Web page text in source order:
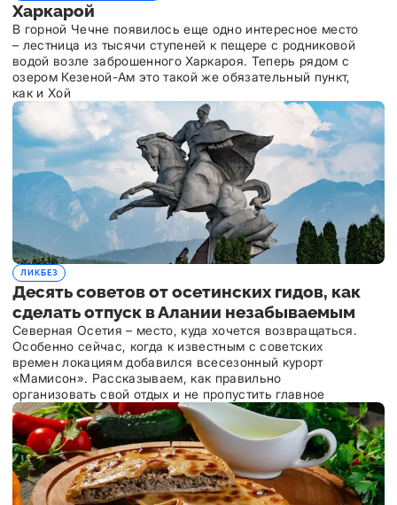
Харкарой
В горной Чечне появилось еще одно интересное место
– лестница из тысячи ступеней к пещере с родниковой
водой возле заброшенного Харкароя. Теперь рядом с
озером Кезеной-Ам это такой же обязательный пункт,
как и Хой
ЛИКБЕЗ
Десять советов от осетинских гидов, как
сделать отпуск в Алании незабываемым
Северная Осетия – место, куда хочется возвращаться.
Особенно сейчас, когда к известным с советских
времен локациям добавился всесезонный курорт
«Мамисон». Рассказываем, как правильно
организовать свой отдых и не пропустить главное